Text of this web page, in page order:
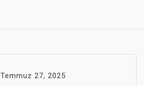
Temmuz 27, 2025